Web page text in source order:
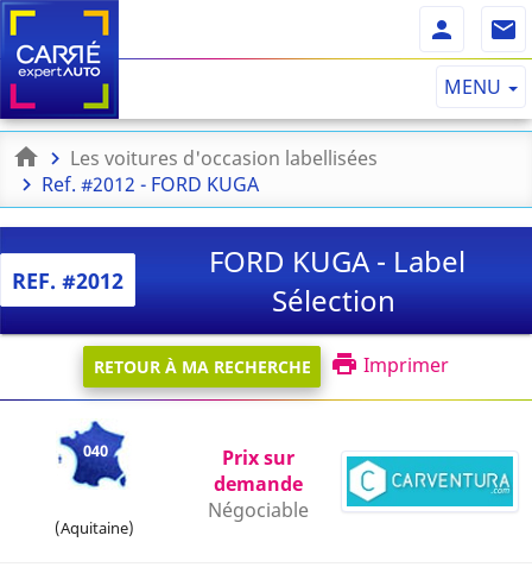
MENU
Les voitures d'occasion labellisées
Ref. #2012 - FORD KUGA
REF. #2012
FORD KUGA - Label
Sélection
RETOUR À MA RECHERCHE Imprimer
040
(Aquitaine)
Prix sur
demande
Négociable